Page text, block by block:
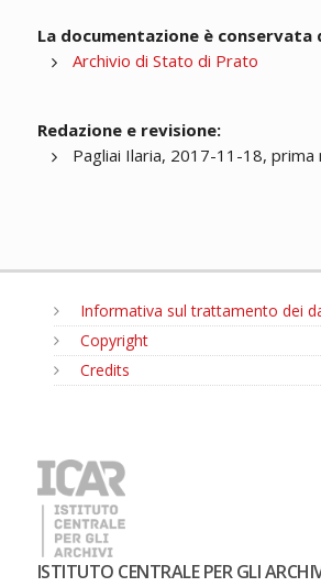
La documentazione è conservata
Archivio di Stato di Prato
Redazione e revisione:
Pagliai Ilaria, 2017-11-18, prima
Informativa sul trattamento dei
Copyright
Credits
ISTITUTO CENTRALE PER GLI